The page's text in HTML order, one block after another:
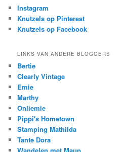
Instagram
Knutzels op Pinterest
Knutzels op Facebook
LINKS VAN ANDERE BLOGGERS
Bertie
Clearly Vintage
Emie
Marthy
Onliemie
Pippi's Hometown
Stamping Mathilda
Tante Dora